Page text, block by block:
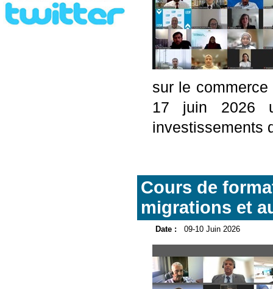
sur le
17 juin 2026
investissements
Cours de
migrations et
Date : 09-10 Juin 2026